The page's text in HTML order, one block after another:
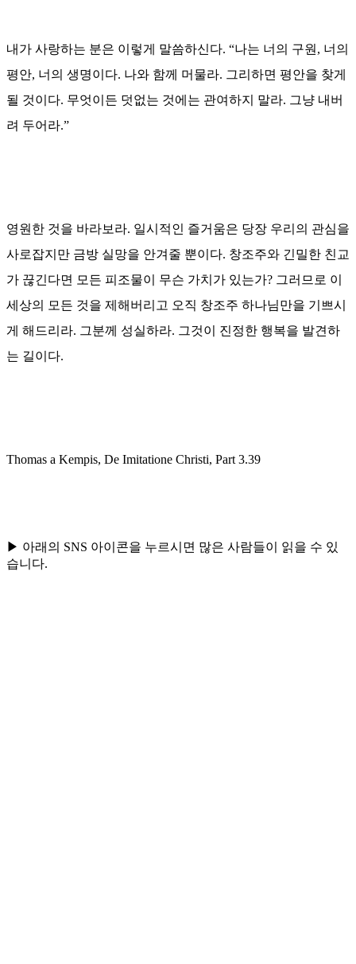
내가 사랑하는 분은 이렇게 말씀하신다. “나는 너의 구원 , 너의
평안, 너의 생명이다. 나와 함께 머물라. 그리하면 평안을 찾게
될 것이다. 무엇이든 덧없는 것에는 관여하지 말라. 그냥 내버
려 두어라.”
영원한 것을 바라보라. 일시적인 즐거움은 당장 우리의 관심을
사로잡지만 금방 실망을 안겨줄 뿐이다. 창조주와 긴밀한 친교
가 끊긴다면 모든 피조물이 무슨 가치가 있는가? 그러므로 이
세상의 모든 것을 제해버리고 오직 창조주 하나님만을 기쁘시
게 해드리라. 그분께 성실하라. 그것이 진정한 행복을 발견하
는 길이다.
Thomas a Kempis, De Imitatione Christi, Part 3.39
▶ 아래의 SNS 아이콘을 누르시면 많은 사람들이 읽을 수 있
습니다.